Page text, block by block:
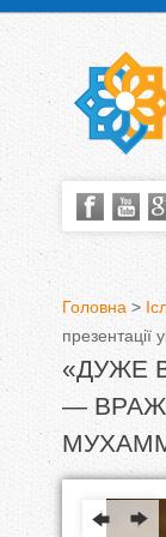
В
є
Головна >
презентації
«ДУЖЕ
—